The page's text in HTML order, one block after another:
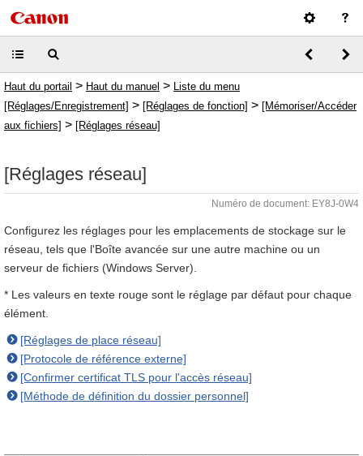
Haut du portail > Haut du manuel > Liste du menu
[Réglages/Enregistrement] > [Réglages de fonction] > [Mémoriser/Accéder
aux fichiers] > [Réglages réseau]
[Réglages réseau]
Numéro de document: EY8J-0W4
Configurez les réglages pour les emplacements de stockage sur le
réseau, tels que l'Boîte avancée sur une autre machine ou un
serveur de fichiers (Windows Server).
* Les valeurs en texte rouge sont le réglage par défaut pour chaque
élément.
[Réglages de place réseau]
[Protocole de référence externe]
[Confirmer certificat TLS pour l'accès réseau]
[Méthode de définition du dossier personnel]